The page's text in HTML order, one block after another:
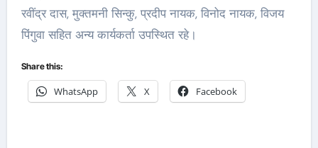
रवींद्र दास, मुक्तमनी सिन्कु, प्रदीप नायक, विनोद नायक, विजय
पिंगुवा सहित अन्य कार्यकर्ता उपस्थित रहे।
Share this:
WhatsApp X Facebook